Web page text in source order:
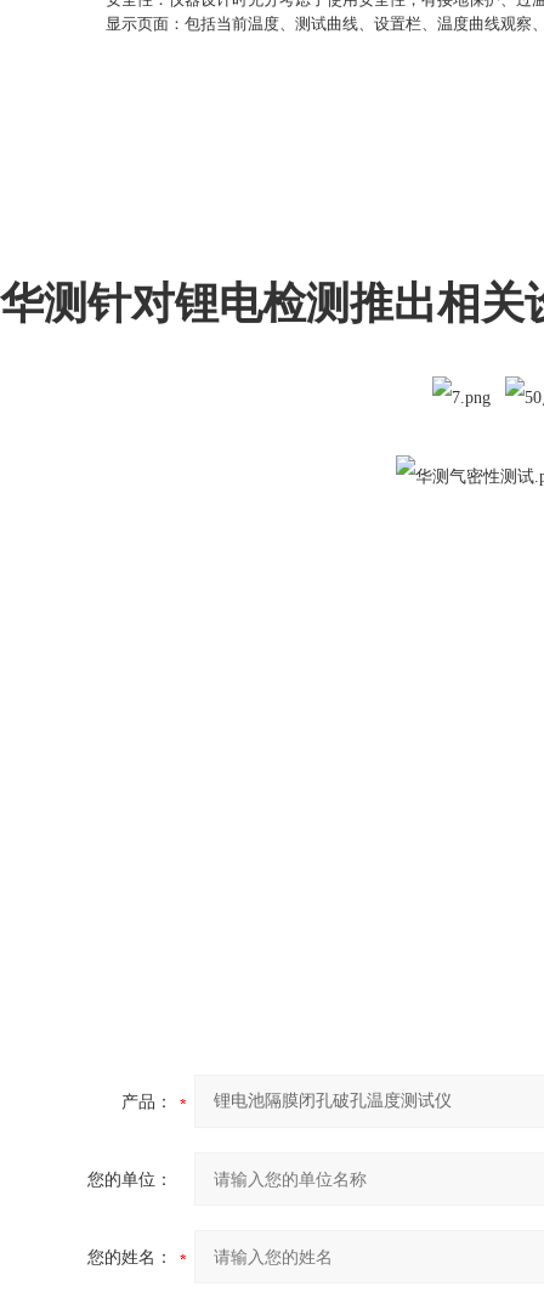
显示页面：包括当前温度、测试曲线、设置栏、温度曲线观察
华测针对锂电检测推出相关
产品：
您的单位：
您的姓名：